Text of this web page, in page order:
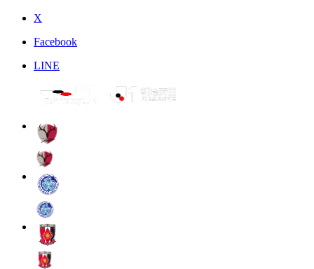
X
Facebook
LINE